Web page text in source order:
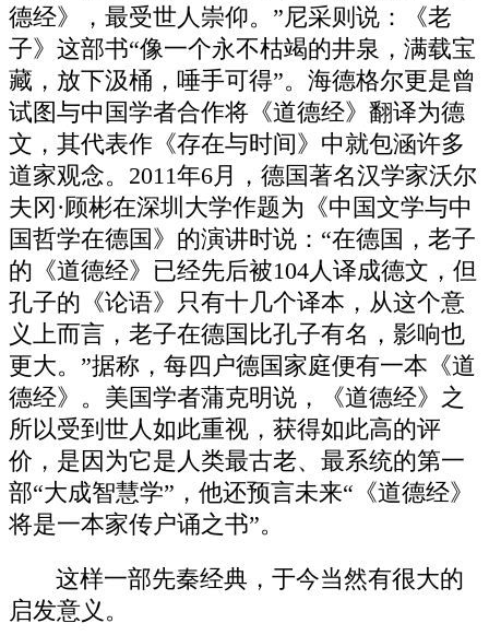
德经》，最受世人崇仰。”尼采则说：《老
子》这部书“像一个永不枯竭的井泉，满载宝
藏，放下汲桶，唾手可得”。海德格尔更是曾
试图与中国学者合作将《道德经》翻译为德
文，其代表作《存在与时间》中就包涵许多
道家观念。2011年6月，德国著名汉学家沃尔
夫冈·顾彬在深圳大学作题为《中国文学与中
国哲学在德国》的演讲时说：“在德国，老子
的《道德经》已经先后被104人译成德文，但
孔子的《论语》只有十几个译本，从这个意
义上而言，老子在德国比孔子有名，影响也
更大。”据称，每四户德国家庭便有一本《道
德经》。美国学者蒲克明说，《道德经》之
所以受到世人如此重视，获得如此高的评
价，是因为它是人类最古老、最系统的第一
部“大成智慧学”，他还预言未来“《道德经》
将是一本家传户诵之书”。
这样一部先秦经典，于今当然有很大的
启发意义。